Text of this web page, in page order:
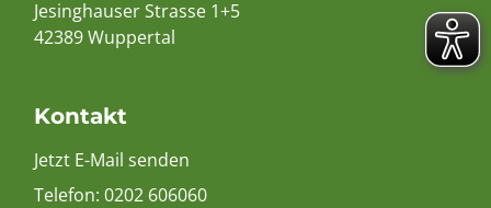
Jesinghauser Strasse 1+5
42389 Wuppertal
Kontakt
Jetzt E-Mail senden
Telefon: 0202 606060